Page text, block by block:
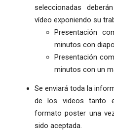
seleccionadas
vídeo exponiendo su
Presentación
minutos con
Presentación
minutos con un
Se enviará toda la
de los videos tanto
formato poster una
sido aceptada.